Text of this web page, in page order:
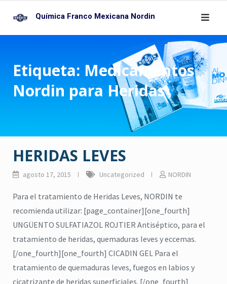
content
Química Franco Mexicana Nordin
Etiqueta: Medicamentos
Nordin para Heridas
HERIDAS LEVES
agosto 17, 2015 Uncategorized NORDIN
Para el tratamiento de Heridas Leves, NORDIN te
recomienda utilizar: [page_container][one_fourth]
UNGÜENTO SULFATIAZOL ROJTIER Antiséptico, para el
tratamiento de heridas, quemaduras leves y eccemas.
[/one_fourth][one_fourth] CICADIN GEL Para el
tratamiento de quemaduras leves, fuegos en labios y
cicatrizante de heridas superficiales. [/one_fourth]